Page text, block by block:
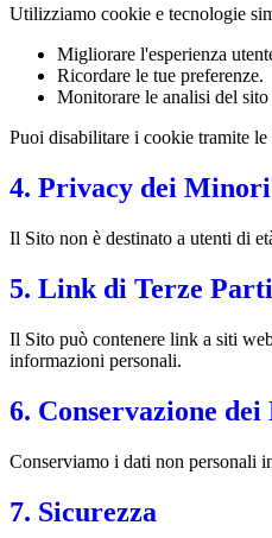
Utilizziamo cookie e tecnologie
Migliorare l'esperienza
Ricordare le tue preferenze.
Monitorare le analisi del sito
Puoi disabilitare i cookie tramite
4. Privacy dei Minori
Il Sito non è destinato a utenti di
5. Link di Terze Parti
Il Sito può contenere link a siti
informazioni personali.
6. Conservazione dei
Conserviamo i dati non personali
7. Sicurezza